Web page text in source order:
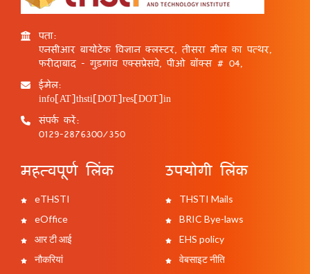
पता:
एनसीआर बायोटेक विज्ञान क्लस्टर, तीसरा मील का पत्थर,
फरीदाबाद - गुड़गांव एक्सप्रेसवे, पीओ बॉक्स # 04,
ईमेल:
info[AT]thsti[DOT]res[DOT]in
संपर्क करें:
0129-2876300/350
महत्वपूर्ण लिंक
eTHSTI
eOffice
आर टी आई
नौकरियां
उपयोगी लिंक
THSTI Mails
BRIC Bye-laws
EHS policy
वेबसाइट नीति